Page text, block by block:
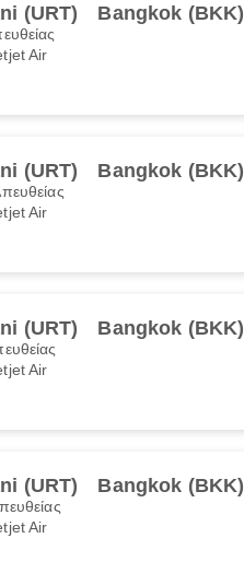
(URT) Bangkok (BKK)
Air
(URT) Bangkok (BKK)
Air
(URT) Bangkok (BKK)
Air
(URT) Bangkok (BKK)
Air